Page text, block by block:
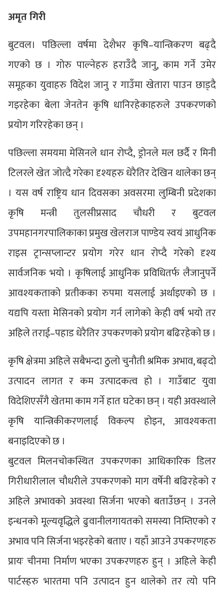
अमृत गिरी
बुटवल। पछिल्ला वर्षमा देशैभर कृषि–यान्त्रिकरण बढ्दै
गएको छ । गोरु पाल्नेहरु हराउँदै जानु, काम गर्ने उमेर
समूहका युवाहरु विदेश जानु र गाउँमा खेतारा पाउन छाड्दै
गइरहेका बेला जेनतेन कृषि धानिरहेकाहरुले उपकरणको
प्रयोग गरिरहेका छन् ।
पछिल्ला समयमा मेसिनले धान रोप्दै, ड्रोनले मल छर्दै र मिनी
टिलरले खेत जोत्दै गरेका दृश्यहरु धेरैतिर देखिन थालेका छन्
। यस वर्ष राष्ट्रिय धान दिवसका अवसरमा लुम्बिनी प्रदेशका
कृषि मन्त्री तुलसीप्रसाद चौधरी र बुटवल
उपमहानगरपालिकाका प्रमुख खेलराज पाण्डेय स्वयं आधुनिक
राइस ट्रान्सप्लान्टर प्रयोग गरेर धान रोप्दै गरेको दृश्य
सार्वजनिक भयो । कृषिलाई आधुनिक प्रविधितर्फ लैजानुपर्ने
आवश्यकताको प्रतीकका रुपमा यसलाई अर्थाइएको छ ।
यद्यपि यस्ता मेसिनको प्रयोग गर्न लागेको केही वर्ष भयो तर
अहिले तराई–पहाड धेरैतिर उपकरणको प्रयोग बढिरहेको छ ।
कृषि क्षेत्रमा अहिले सबैभन्दा ठुलो चुनौती श्रमिक अभाव, बढ्दो
उत्पादन लागत र कम उत्पादकत्व हो । गाउँबाट युवा
विदेशिएसँगै खेतमा काम गर्ने हात घटेका छन् । यही अवस्थाले
कृषि यान्त्रिकीकरणलाई विकल्प होइन, आवश्यकता
बनाइदिएको छ ।
बुटवल मिलनचोकस्थित उपकरणका आधिकारिक डिलर
गिरीधारीलाल चौधरीले उपकरणको माग वर्षेनी बढिरहेको र
अहिले अभावको अवस्था सिर्जना भएको बताउँछन् । उनले
इन्धनको मूल्यवृद्धिले ढुवानीलगायतको समस्या निम्तिएको र
अभाव पनि सिर्जना भइरहेको बताए । यहाँ आउने उपकरणहरु
प्रायः चीनमा निर्माण भएका उपकरणहरु हुन् । अहिले केही
पार्टस्हरु भारतमा पनि उत्पादन हुन थालेको तर त्यो पनि